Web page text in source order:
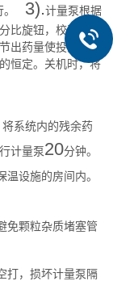
3).计量泵根据
比旋钮，校正计量
出药量使投药量满
恒定。关机时，将
系统内的残余药
计量泵 20分钟。
温设施的房间内。
免颗粒杂质堵塞管
打，损坏计量泵隔